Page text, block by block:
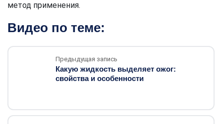
метод применения.
Видео по теме:
Предыдущая запись
Какую жидкость выделяет ожог:
свойства и особенности